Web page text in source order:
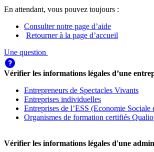
En attendant, vous pouvez toujours :
Consulter notre page d’aide
Retourner à la page d’accueil
Une question
Vérifier les informations légales d’une
Entrepreneurs de Spectacles Vivants
Entreprises individuelles
Entreprises de l’ESS (Economie Sociale
Organismes de formation certifiés
Vérifier les informations légales d'une